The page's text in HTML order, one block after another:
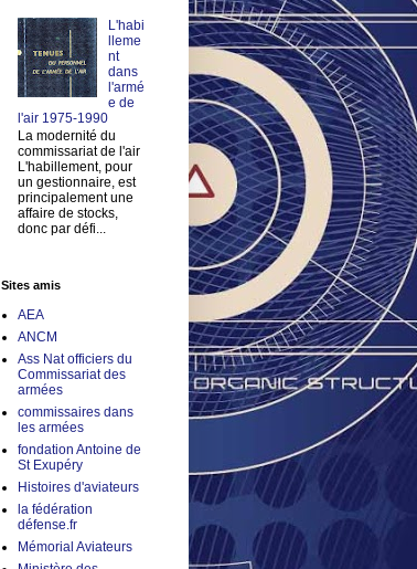
L'habi
lleme
nt
dans
l'armé
e de
l'air 1975-1990
La modernité du
commissariat de l'air
L'habillement, pour
un gestionnaire, est
principalement une
affaire de stocks,
donc par défi...
Sites amis
AEA
ANCM
Ass Nat officiers du
Commissariat des
armées
commissaires dans
les armées
fondation Antoine de
St Exupéry
Histoires d'aviateurs
la fédération
défense.fr
Mémorial Aviateurs